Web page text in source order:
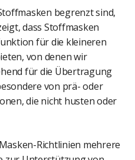
begrenzt sind,
dass Stoffmasken
für die kleineren
von denen wir
für die Übertragung
von prä- oder
die nicht husten oder
Richtlinien mehrere